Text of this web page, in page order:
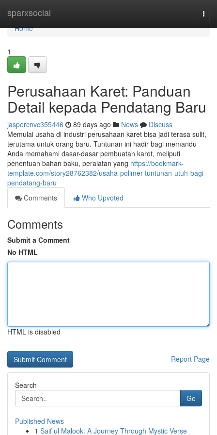
sparxsocial
Home
Home
1
Perusahaan Karet: Panduan
Detail kepada Pendatang Baru
jaspercnvc355446 89 days ago News
Discuss
Memulai usaha di industri perusahaan karet bisa jadi terasa sulit,
terutama untuk orang baru. Tuntunan ini hadir bagi memandu
Anda memahami dasar-dasar pembuatan karet, meliputi
penentuan bahan baku, peralatan yang https://bookmark-
template.com/story28762382/usaha-polimer-tuntunan-utuh-bagi-
pendatang-baru
Comments
Who Upvoted
Comments
Submit a Comment
No HTML
HTML is disabled
Report Page
Search
Go
Published News
1 Saif ul Malook: A Journey Through Mystic Verse